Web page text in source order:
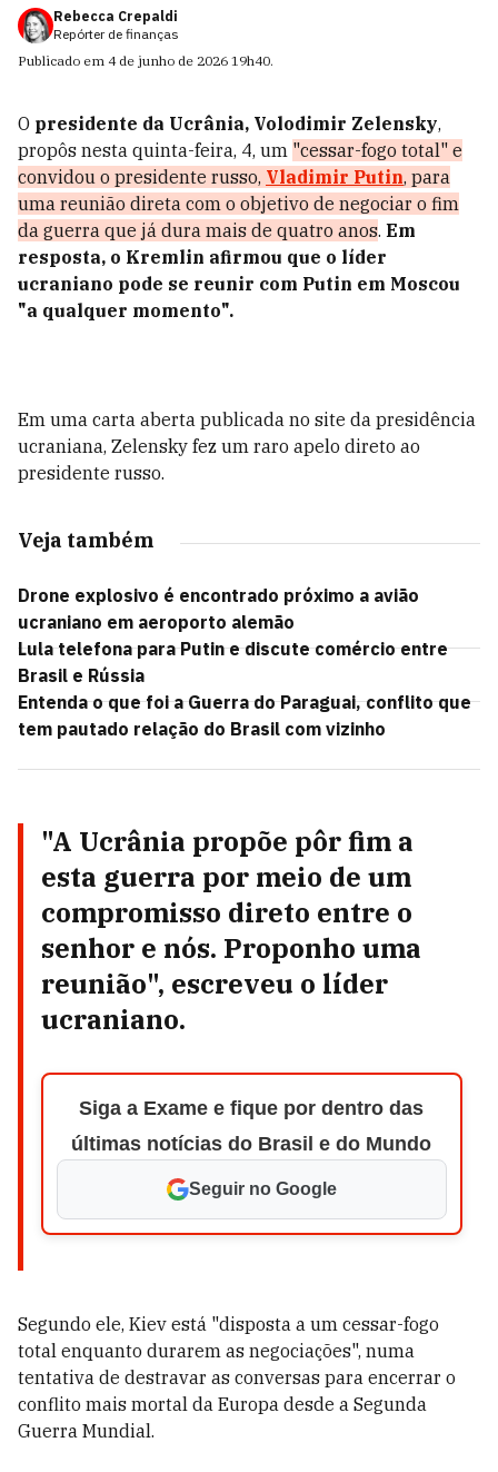
Rebecca Crepaldi
Repórter de finanças
Publicado em 4 de junho de 2026 19h40.
O presidente da Ucrânia, Volodimir Zelensky,
propôs nesta quinta-feira, 4, um "cessar-fogo total" e
convidou o presidente russo, Vladimir Putin, para
uma reunião direta com o objetivo de negociar o fim
da guerra que já dura mais de quatro anos. Em
resposta, o Kremlin afirmou que o líder
ucraniano pode se reunir com Putin em Moscou
"a qualquer momento".
Em uma carta aberta publicada no site da presidência
ucraniana, Zelensky fez um raro apelo direto ao
presidente russo.
Veja também
Drone explosivo é encontrado próximo a avião
ucraniano em aeroporto alemão
Lula telefona para Putin e discute comércio entre
Brasil e Rússia
Entenda o que foi a Guerra do Paraguai, conflito que
tem pautado relação do Brasil com vizinho
"A Ucrânia propõe pôr fim a
esta guerra por meio de um
compromisso direto entre o
senhor e nós. Proponho uma
reunião", escreveu o líder
ucraniano.
Siga a Exame e fique por dentro das
últimas notícias do Brasil e do Mundo
Seguir no Google
Segundo ele, Kiev está "disposta a um cessar-fogo
total enquanto durarem as negociações", numa
tentativa de destravar as conversas para encerrar o
conflito mais mortal da Europa desde a Segunda
Guerra Mundial.